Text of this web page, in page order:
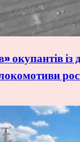
окупантів